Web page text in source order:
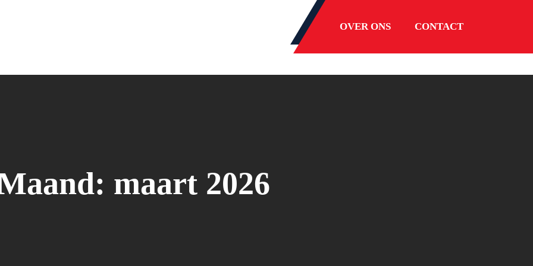
OVER ONS CONTACT
maart 2026